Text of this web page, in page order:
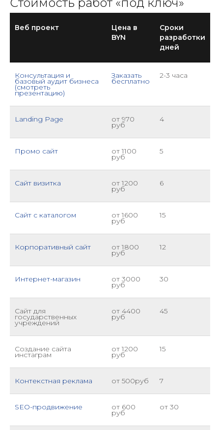
Веб проект
Цена в
BYN
Сроки
разработки
дней
Консультация и
базовый аудит бизнеса
(смотреть
презентацию)
Заказать
бесплатно
2-3 часа
Landing Page от 970
руб
4
Промо сайт от 1100
руб
5
Сайт визитка от 1200
руб
6
Сайт с каталогом от 1600
руб
15
Корпоративный сайт от 1800
руб
12
Интернет-магазин от 3000
руб
30
Сайт для
государственных
учреждений
от 4400
руб
45
Создание сайта
инстаграм
от 1200
руб
15
Контекстная реклама от 500руб 7
SEO-продвижение от 600
руб
от 30